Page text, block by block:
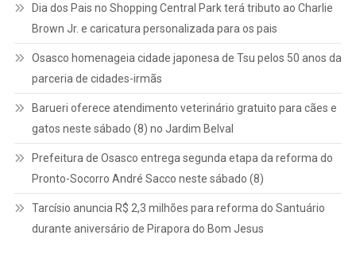
Dia dos Pais no Shopping Central Park terá tributo ao Charlie
Brown Jr. e caricatura personalizada para os pais
Osasco homenageia cidade japonesa de Tsu pelos 50 anos da
parceria de cidades-irmãs
Barueri oferece atendimento veterinário gratuito para cães e
gatos neste sábado (8) no Jardim Belval
Prefeitura de Osasco entrega segunda etapa da reforma do
Pronto-Socorro André Sacco neste sábado (8)
Tarcísio anuncia R$ 2,3 milhões para reforma do Santuário
durante aniversário de Pirapora do Bom Jesus